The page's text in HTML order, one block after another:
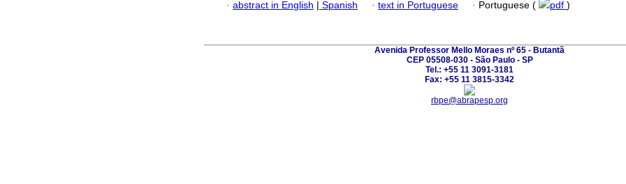
· abstract in English | Spanish · text in Portuguese · Portuguese ( pdf )
Avenida Professor Mello Moraes nº 65 - Butantã
CEP 05508-030 - São Paulo - SP
Tel.: +55 11 3091-3181
Fax: +55 11 3815-3342
rbpe@abrapesp.org